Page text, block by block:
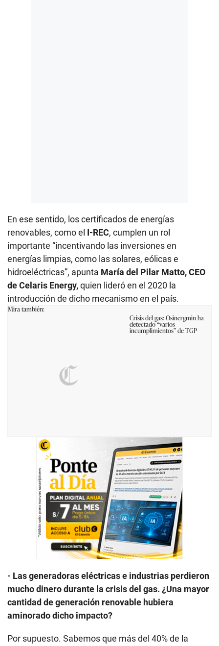
En ese sentido, los certificados de energías
renovables, como el I-REC, cumplen un rol
importante “incentivando las inversiones en
energías limpias, como las solares, eólicas e
hidroeléctricas”, apunta María del Pilar Matto, CEO
de Celaris Energy,quien lideró en el 2020 la
introducción de dicho mecanismo en el país.
Mira también:
Crisis del gas: Osinergmin ha
detectado “varios
incumplimientos” de TGP
- Las generadoras eléctricas e industrias perdieron
mucho dinero durante la crisis del gas. ¿Una mayor
cantidad de generación renovable hubiera
aminorado dicho impacto?
Por supuesto. Sabemos que más del 40% de la